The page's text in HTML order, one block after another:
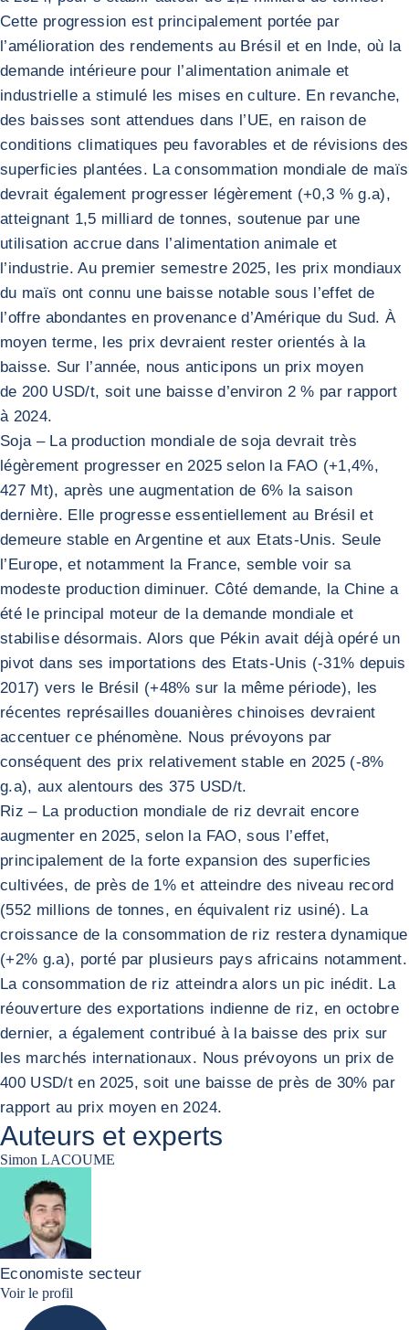
Cette progression est principalement portée par
l’amélioration des rendements au Brésil et en Inde, où la
demande intérieure pour l’alimentation animale et
industrielle a stimulé les mises en culture. En revanche,
des baisses sont attendues dans l’UE, en raison de
conditions climatiques peu favorables et de révisions des
superficies plantées. La consommation mondiale de maïs
devrait également progresser légèrement (+0,3 % g.a),
atteignant 1,5 milliard de tonnes, soutenue par une
utilisation accrue dans l’alimentation animale et
l’industrie. Au premier semestre 2025, les prix mondiaux
du maïs ont connu une baisse notable sous l’effet de
l’offre abondantes en provenance d’Amérique du Sud. À
moyen terme, les prix devraient rester orientés à la
baisse. Sur l’année, nous anticipons un prix moyen
de 200 USD/t, soit une baisse d’environ 2 % par rapport
à 2024.
Soja – La production mondiale de soja devrait très
légèrement progresser en 2025 selon la FAO (+1,4%,
427 Mt), après une augmentation de 6% la saison
dernière. Elle progresse essentiellement au Brésil et
demeure stable en Argentine et aux Etats-Unis. Seule
l’Europe, et notamment la France, semble voir sa
modeste production diminuer. Côté demande, la Chine a
été le principal moteur de la demande mondiale et
stabilise désormais. Alors que Pékin avait déjà opéré un
pivot dans ses importations des Etats-Unis (-31% depuis
2017) vers le Brésil (+48% sur la même période), les
récentes représailles douanières chinoises devraient
accentuer ce phénomène. Nous prévoyons par
conséquent des prix relativement stable en 2025 (-8%
g.a), aux alentours des 375 USD/t.
Riz – La production mondiale de riz devrait encore
augmenter en 2025, selon la FAO, sous l’effet,
principalement de la forte expansion des superficies
cultivées, de près de 1% et atteindre des niveau record
(552 millions de tonnes, en équivalent riz usiné). La
croissance de la consommation de riz restera dynamique
(+2% g.a), porté par plusieurs pays africains notamment.
La consommation de riz atteindra alors un pic inédit. La
réouverture des exportations indienne de riz, en octobre
dernier, a également contribué à la baisse des prix sur
les marchés internationaux. Nous prévoyons un prix de
400 USD/t en 2025, soit une baisse de près de 30% par
rapport au prix moyen en 2024.
Auteurs et experts
Simon LACOUME
Economiste secteur
Voir le profil